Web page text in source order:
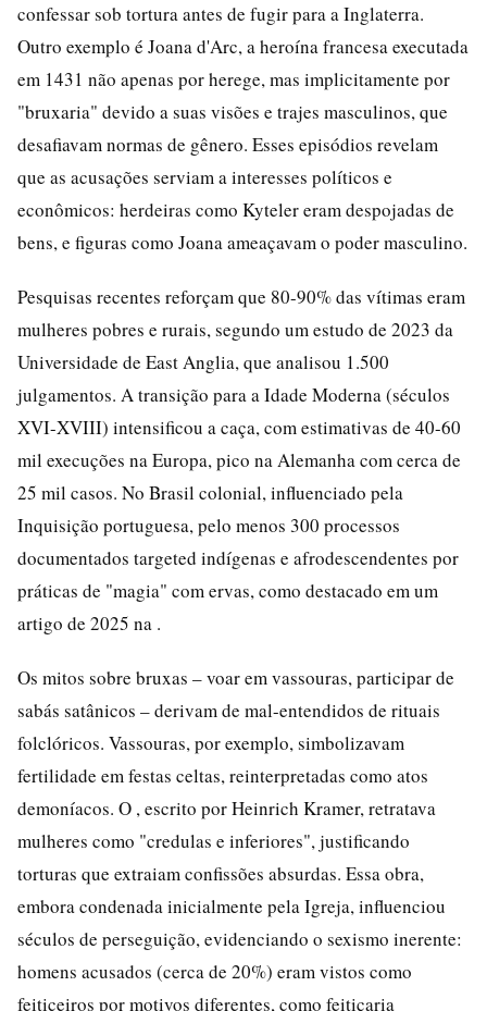
confessar sob tortura antes de fugir para a Inglaterra.
Outro exemplo é Joana d'Arc, a heroína francesa executada
em 1431 não apenas por herege, mas implicitamente por
"bruxaria" devido a suas visões e trajes masculinos, que
desafiavam normas de gênero. Esses episódios revelam
que as acusações serviam a interesses políticos e
econômicos: herdeiras como Kyteler eram despojadas de
bens, e figuras como Joana ameaçavam o poder masculino.
Pesquisas recentes reforçam que 80-90% das vítimas eram
mulheres pobres e rurais, segundo um estudo de 2023 da
Universidade de East Anglia, que analisou 1.500
julgamentos. A transição para a Idade Moderna (séculos
XVI-XVIII) intensificou a caça, com estimativas de 40-60
mil execuções na Europa, pico na Alemanha com cerca de
25 mil casos. No Brasil colonial, influenciado pela
Inquisição portuguesa, pelo menos 300 processos
documentados targeted indígenas e afrodescendentes por
práticas de "magia" com ervas, como destacado em um
artigo de 2025 na .
Os mitos sobre bruxas – voar em vassouras, participar de
sabás satânicos – derivam de mal-entendidos de rituais
folclóricos. Vassouras, por exemplo, simbolizavam
fertilidade em festas celtas, reinterpretadas como atos
demoníacos. O , escrito por Heinrich Kramer, retratava
mulheres como "credulas e inferiores", justificando
torturas que extraiam confissões absurdas. Essa obra,
embora condenada inicialmente pela Igreja, influenciou
séculos de perseguição, evidenciando o sexismo inerente:
homens acusados (cerca de 20%) eram vistos como
feiticeiros por motivos diferentes, como feitiçaria